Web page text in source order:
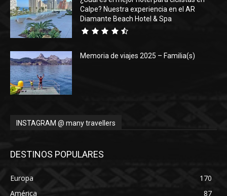
Calpe? Nuestra experiencia en el AR
Diamante Beach Hotel & Spa
Memoria de viajes 2025 – Familia(s)
INSTAGRAM @ many travellers
DESTINOS POPULARES
Europa
170
América
87